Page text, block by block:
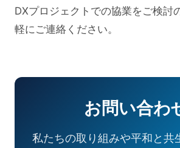
DXプロジェクトでの協業をご検討
軽にご連絡ください。
お問い合わ
私たちの取り組みや平和と共